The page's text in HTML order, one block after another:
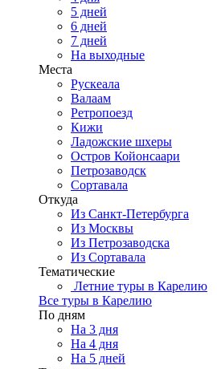
5 дней
6 дней
7 дней
На выходные
Места
Рускеала
Валаам
Ретропоезд
Кижи
Ладожские шхеры
Остров Койонсаари
Петрозаводск
Сортавала
Откуда
Из Санкт-Петербурга
Из Москвы
Из Петрозаводска
Из Сортавала
Тематические
Летние туры в Карелию
Все туры в Карелию
По дням
На 3 дня
На 4 дня
На 5 дней